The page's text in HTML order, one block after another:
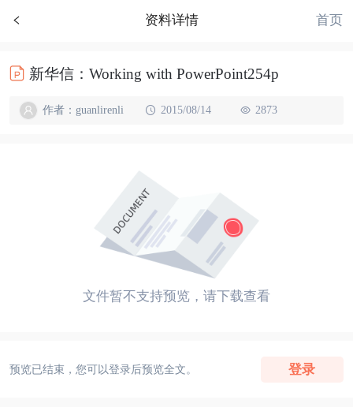
资料详情 首页
新华信：Working with PowerPoint254p
作者：guanlirenli 2015/08/14 2873
文件暂不支持预览，请下载查看
预览已结束，您可以登录后预览全文。 登录